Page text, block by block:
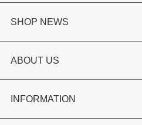
婚約指輪
結婚指輪
セットリング
SHOP NEWS
選ばれる理由まとめ
お客様の声
ABOUT US
会社概要
INFORMATION